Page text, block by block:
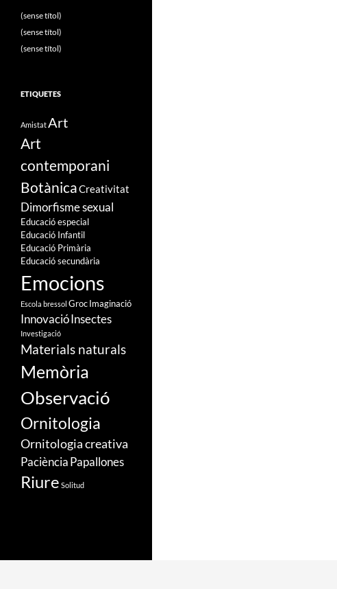
(sense títol)
(sense títol)
(sense títol)
ETIQUETES
AmistatArt
Art
contemporani
BotànicaCreativitat
Dimorfisme sexual
Educació especial
Educació Infantil
Educació Primària
Educació secundària
Emocions
Escola bressol GrocImaginació
InnovacióInsectes
Investigació
Materials naturals
Memòria
Observació
Ornitologia
Ornitologia creativa
PaciènciaPapallones
Riure Solitud